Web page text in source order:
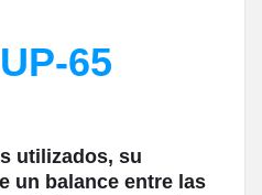
65
utilizados, su
un balance entre las